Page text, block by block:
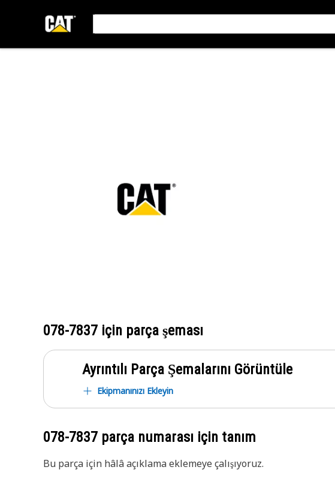
078-7837 için parça şeması
Ayrıntılı Parça Şemalarını Görüntüle
Ekipmanınızı Ekleyin
078-7837 parça numarası için tanım
Bu parça için hâlâ açıklama eklemeye çalışıyoruz.